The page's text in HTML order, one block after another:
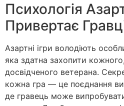
Психологія
Привертає
Азартні ігри володіють
яка здатна захопити
досвідченого ветерана.
кожна гра — це поєднання
де гравець може